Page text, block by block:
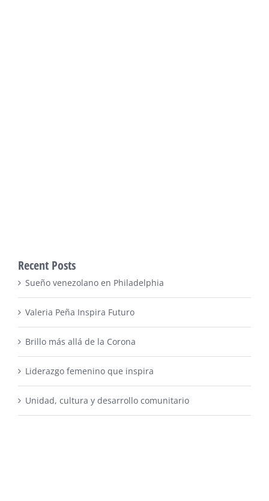
Recent Posts
Sueño venezolano en Philadelphia
Valeria Peña Inspira Futuro
Brillo más allá de la Corona
Liderazgo femenino que inspira
Unidad, cultura y desarrollo comunitario